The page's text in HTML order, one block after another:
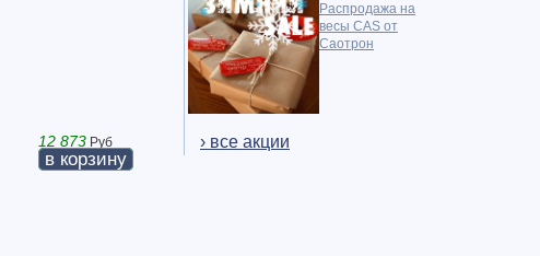
Распродажа на
весы CAS от
Саотрон
› все акции
12 873 Руб
в корзину